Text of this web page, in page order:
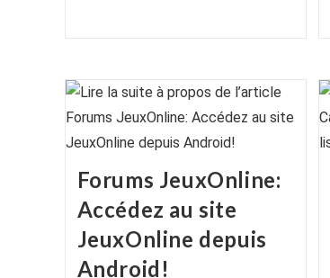
Forums JeuxOnline:
Accédez au site
JeuxOnline depuis
Android!